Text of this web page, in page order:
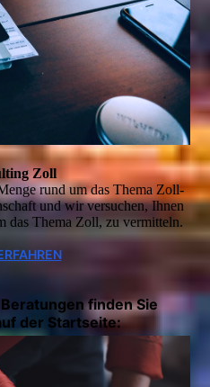
Zoll
rund um das Thema Zoll­
und wir versuchen, Ihnen
das Thema Zoll, zu vermitteln.
finden Sie
der Startseite: